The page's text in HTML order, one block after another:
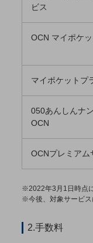
遠隔監視
業種・業態で探す
業種・業態で探すTOP
モビリティ
ビス
OCN マイポケッ
マイポケットプ
050あんしんナ
OCN
OCNプレミアム
※2022年3月1日時点
※今後、対象サービス
2.手数料